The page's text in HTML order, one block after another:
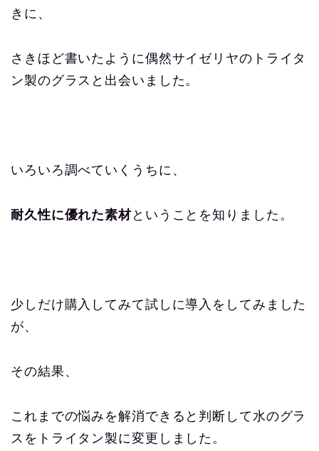
きに、
さきほど書いたように偶然サイゼリヤのトライタ
ン製のグラスと出会いました。
いろいろ調べていくうちに、
耐久性に優れた素材ということを知りました。
少しだけ購入してみて試しに導入をしてみました
が、
その結果、
これまでの悩みを解消できると判断して水のグラ
スをトライタン製に変更しました。